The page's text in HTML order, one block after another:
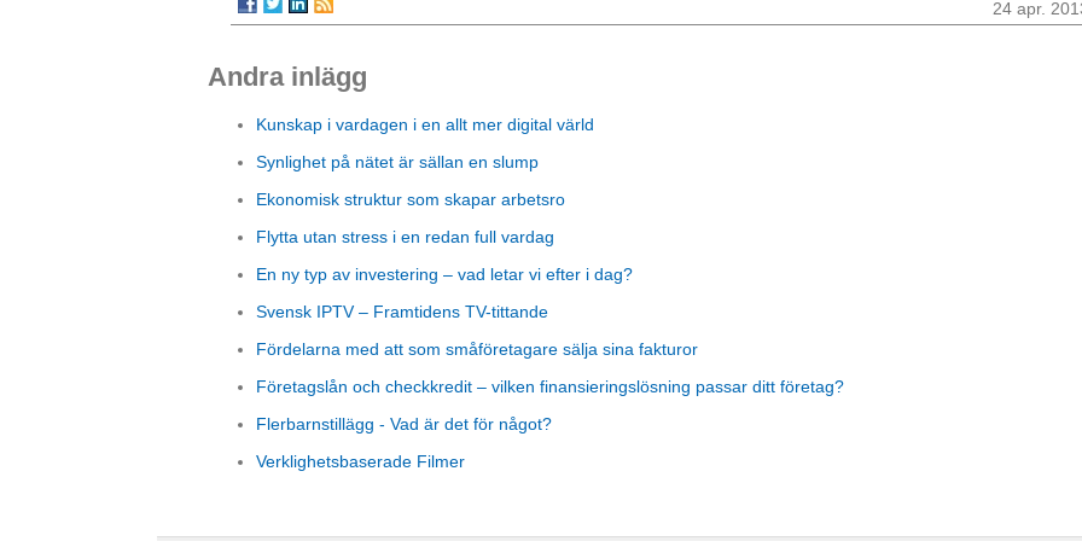
24 apr.
Andra inlägg
Kunskap i vardagen i en allt mer digital värld
Synlighet på nätet är sällan en slump
Ekonomisk struktur som skapar arbetsro
Flytta utan stress i en redan full vardag
En ny typ av investering – vad letar vi efter i dag?
Svensk IPTV – Framtidens TV-tittande
Fördelarna med att som småföretagare sälja sina fakturor
Företagslån och checkkredit – vilken finansieringslösning passar ditt företag?
Flerbarnstillägg - Vad är det för något?
Verklighetsbaserade Filmer